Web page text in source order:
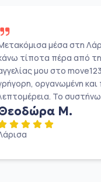
μέσα στη
τίποτα πέρα από
μου στο
οργανωμένη
Το
Μ.